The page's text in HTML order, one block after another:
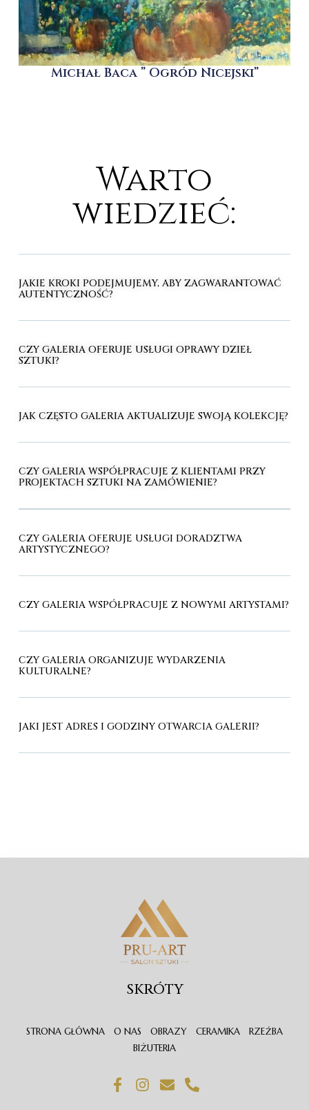
Michał Baca ” Ogród Nicejski”
Warto
wiedzieć:
JAKIE KROKI PODEJMUJEMY, ABY ZAGWARANTOWAĆ
AUTENTYCZNOŚĆ?
CZY GALERIA OFERUJE USŁUGI OPRAWY DZIEŁ
SZTUKI?
JAK CZĘSTO GALERIA AKTUALIZUJE SWOJĄ KOLEKCJĘ?
CZY GALERIA WSPÓŁPRACUJE Z KLIENTAMI PRZY
PROJEKTACH SZTUKI NA ZAMÓWIENIE?
CZY GALERIA OFERUJE USŁUGI DORADZTWA
ARTYSTYCZNEGO?
CZY GALERIA WSPÓŁPRACUJE Z NOWYMI ARTYSTAMI?
CZY GALERIA ORGANIZUJE WYDARZENIA
KULTURALNE?
JAKI JEST ADRES I GODZINY OTWARCIA GALERII?
SKRÓTY
STRONA GŁÓWNA O NAS OBRAZY CERAMIKA
RZEŹBA
BIŻUTERIA
F
a
I
n
E
n
P
h